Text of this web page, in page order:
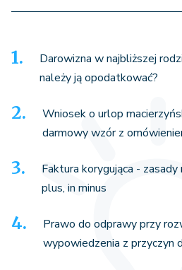
Darowizna w najbliższej
należy ją opodatkować?
Wniosek o urlop
darmowy wzór z
Faktura korygująca -
plus, in minus
Prawo do odprawy przy
wypowiedzenia z przyczyn